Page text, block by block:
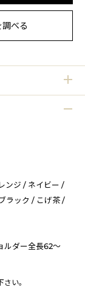
べる
ンジ / ネイビー /
ラック / こげ茶 /
ルダー全長62～
さい。